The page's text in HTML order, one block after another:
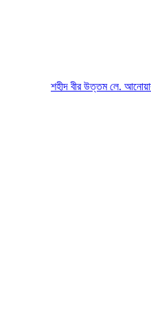
শহীদ বীর উত্তম লে. আনোয়ার